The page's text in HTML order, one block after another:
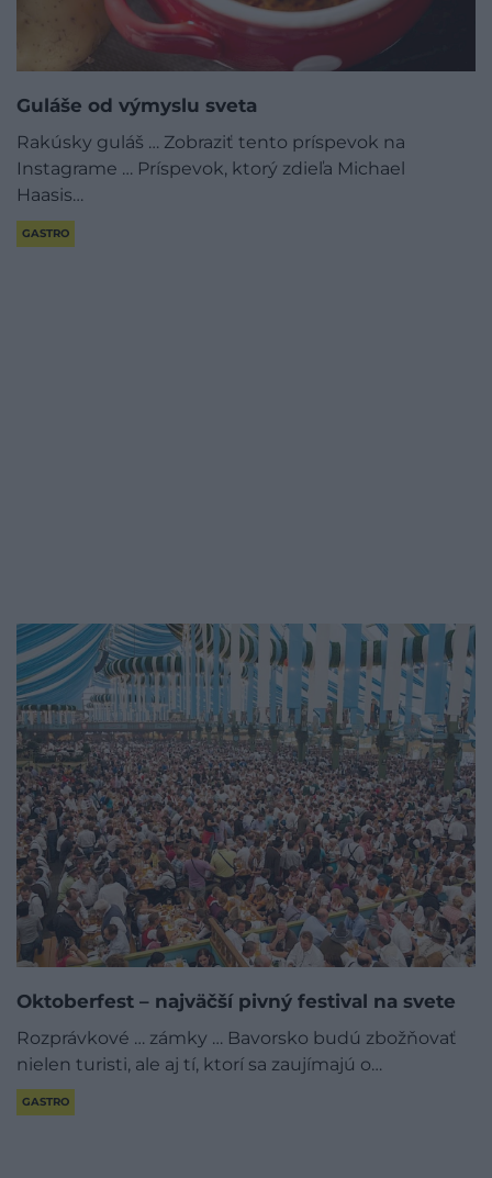
Guláše od výmyslu sveta
Rakúsky guláš … Zobraziť tento príspevok na
Instagrame … Príspevok, ktorý zdieľa Michael
Haasis…
GASTRO
Oktoberfest – najväčší pivný festival na svete
Rozprávkové … zámky … Bavorsko budú zbožňovať
nielen turisti, ale aj tí, ktorí sa zaujímajú o…
GASTRO